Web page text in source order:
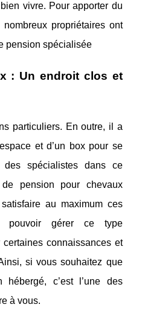
vivre. Pour apporter du
propriétaires ont
pension spécialisée
: Un endroit clos et
particuliers. En outre, il a
et d’un box pour se
spécialistes dans ce
pension pour chevaux
au maximum ces
pouvoir gérer ce type
connaissances et
si vous souhaitez que
c’est l’une des
à vous.